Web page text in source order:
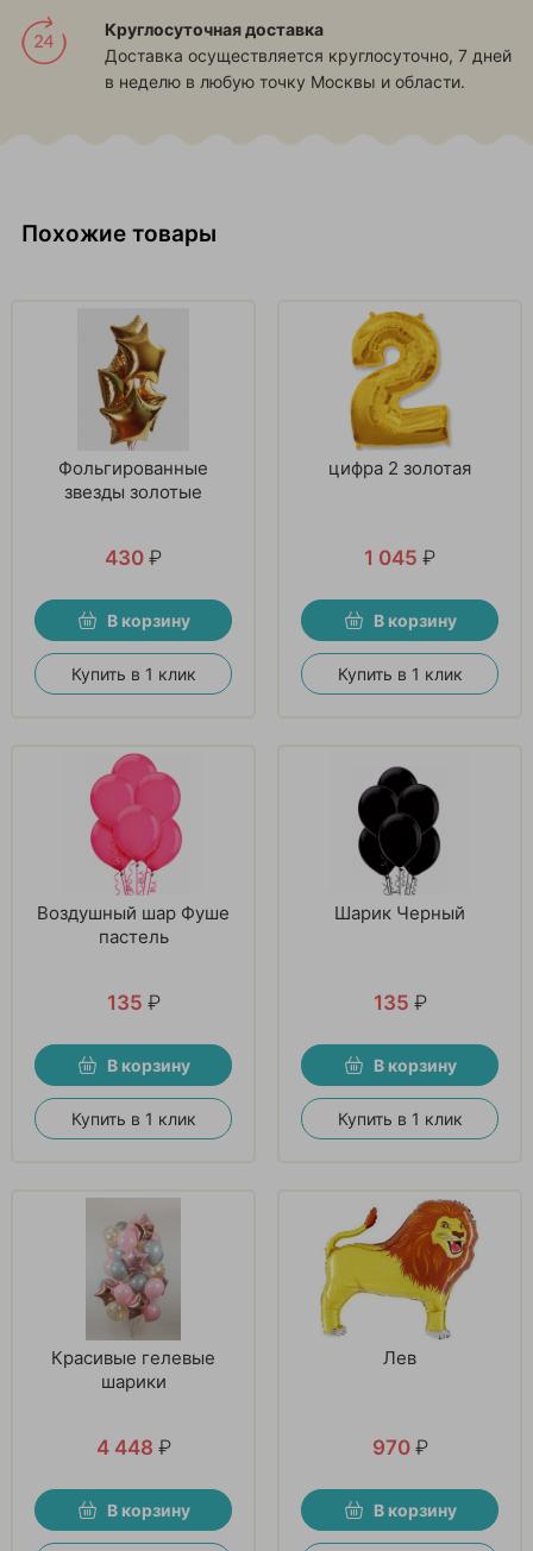
Круглосуточная доставка
Доставка осуществляется круглосуточно, 7 дней
в неделю в любую точку Москвы и области.
Похожие товары
Фольгированные
звезды золотые
430 ₽
В корзину
Купить в 1 клик
цифра 2 золотая
1 045 ₽
В корзину
Купить в 1 клик
Воздушный шар Фуше
пастель
135 ₽
В корзину
Купить в 1 клик
Шарик Черный
135 ₽
В корзину
Купить в 1 клик
Красивые гелевые
шарики
4 448 ₽
В корзину
Лев
970 ₽
В корзину